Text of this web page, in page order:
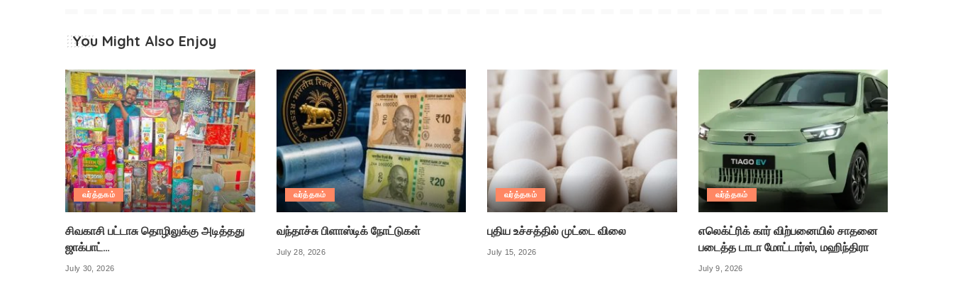
You Might Also Enjoy
வர்த்தகம்
சிவகாசி பட்டாசு தொழிலுக்கு அடித்தது
ஜாக்பாட்…
July 30, 2026
வர்த்தகம்
வந்தாச்சு பிளாஸ்டிக் நோட்டுகள்
July 28, 2026
வர்த்தகம்
புதிய உச்சத்தில் முட்டை விலை
July 15, 2026
வர்த்தகம்
எலெக்ட்ரிக் கார் விற்பனையில் சாதனை
படைத்த டாடா மோட்டார்ஸ், மஹிந்திரா
July 9, 2026